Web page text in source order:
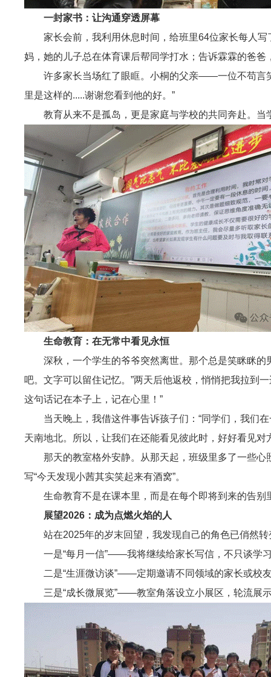
一封家书：让沟通穿透屏幕
家长会前，我利用休息时间，给班里64位家长每人
妈，她的儿子总在体育课后帮同学打水；告诉霖霖的爸
许多家长当场红了眼眶。小桐的父亲——一位不苟言
里是这样的.....谢谢您看到他的好。”
教育从来不是孤岛，更是家庭与学校的共同奔赴。
生命教育：在无常中看见永恒
深秋，一个学生的爷爷突然离世。那个总是笑眯眯的
吧。文字可以留住记忆。”两天后他返校，悄悄把我拉到
这句话记在本子上，记在心里！”
当天晚上，我借这件事告诉孩子们：“同学们，我们
天南地北。所以，让我们在还能看见彼此时，好好看见对
那天的教室格外安静。从那天起，班级里多了一些
写“今天发现小茜其实笑起来有酒窝”。
生命教育不是在课本里，而是在每个即将到来的告
展望2026：成为点燃火焰的人
站在2025年的岁末回望，我发现自己的角色已俏然转
一是“每月一信”——我将继续给家长写信，不只谈学
二是“生涯微访谈”——定期邀请不同领域的家长或校
三是“成长微展览”——教室角落设立小展区，轮流展